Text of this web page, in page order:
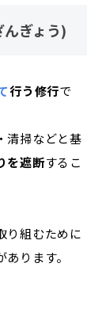
ぎょう)
行う修行で
清掃などと基
を遮断するこ
り組むために
ります。